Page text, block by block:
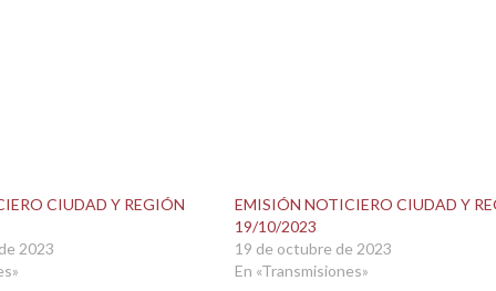
CIUDAD Y REGIÓN
2023
EMISIÓN NOTICIERO CIUDAD Y
19/10/2023
19 de octubre de 2023
En «Transmisiones»